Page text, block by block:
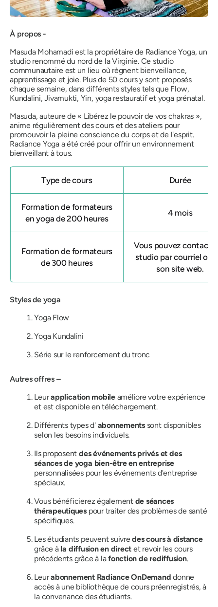
À propos -
Masuda Mohamadi est la propriétaire de Radiance Yoga, un
studio renommé du nord de la Virginie. Ce studio
communautaire est un lieu où règnent bienveillance,
apprentissage et joie. Plus de 50 cours y sont proposés
chaque semaine, dans différents styles tels que Flow,
Kundalini, Jivamukti, Yin, yoga restauratif et yoga prénatal.
Masuda, auteure de « Libérez le pouvoir de vos chakras »,
anime régulièrement des cours et des ateliers pour
promouvoir la pleine conscience du corps et de l'esprit.
Radiance Yoga a été créé pour offrir un environnement
bienveillant à tous.
Type de cours Durée
Formation de formateurs
en yoga de 200 heures
4 mois
Formation de formateurs
de 300 heures
Vous pouvez
studio par courriel ou
son site web.
Styles de yoga
Yoga Flow
Yoga Kundalini
Série sur le renforcement du tronc
Autres offres –
Leurapplication mobileaméliore votre expérience
et est disponible en téléchargement.
Différents types d' abonnementssont disponibles
selon les besoins individuels.
Ils proposentdes événements privés et des
séances de yoga bien-être en entreprise
personnalisées pour les événements d'entreprise
spéciaux.
Vous bénéficierez également de séances
thérapeutiques pour traiter des problèmes de santé
spécifiques.
Les étudiants peuvent suivredes cours à distance
grâce à la diffusion en direct et revoir les cours
précédents grâce à lafonction de rediffusion.
Leurabonnement Radiance OnDemanddonne
accès à une bibliothèque de cours préenregistrés, à
la convenance des étudiants.